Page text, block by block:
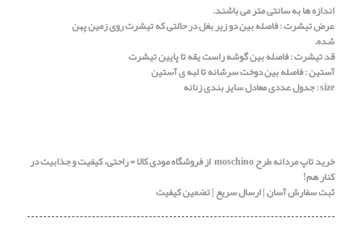
اندازه ها به سانتی متر می باشند.
عرض تیشرت : فاصله بین دو زیر بغل در حالتی که تیشرت روی زمین پهن
شده.
قد تیشرت : فاصله بین گوشه راست یقه تا پایین تیشرت
آستین : فاصله بین دوخت سرشانه تا لبه ی آستین
size : جدول عددی معادل سایز بندی زنانه
خرید تاپ مردانه طرح moschino از فروشگاه مودی کالا = راحتی، کیفیت و جذابیت در
کنار هم!
ثبت سفارش آسان | ارسال سریع | تضمین کیفیت